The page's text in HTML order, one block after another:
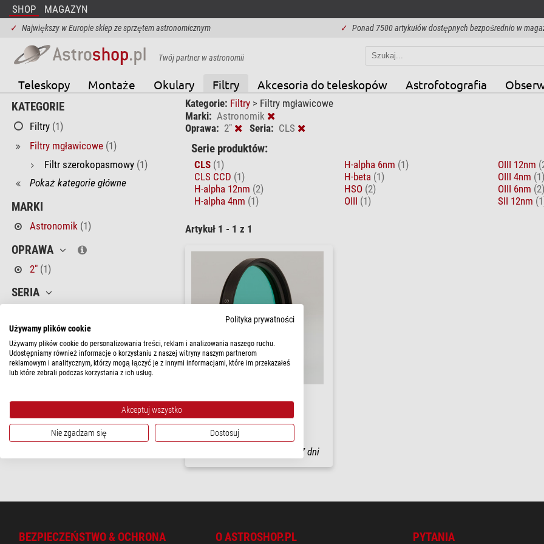
SHOP MAGAZYN
✓ Największy w Europie sklep ze sprzętem astronomicznym ✓ Ponad 7500 artykułów dostępnych bezpośrednio w
Twój partner w astronomii
Teleskopy Montaże Okulary Filtry Akcesoria do teleskopów Astrofotografia
KATEGORIE
Filtry (1)
Filtry mgławicowe (1)
Filtr szerokopasmowy (1)
Pokaż kategorie główne
MARKI
Astronomik (1)
OPRAWA
2" (1)
SERIA
CENA
170 - 230 $(1)
DOSTĘPNOŚĆ
Kategorie: Filtry > Filtry mgławicowe
Marki: Astronomik
Oprawa: 2" Seria: CLS
Serie produktów:
CLS (1)
CLS CCD (1)
H-alpha 12nm (2)
H-alpha 4nm (1)
H-alpha 6nm (1)
H-beta (1)
HSO (2)
OIII (1)
OIII 12nm
OIII 4nm (1)
OIII 6nm (2)
SII 12nm
Artykuł 1 - 1 z 1
$ 196,00
3-7 dni
BEZPIECZEŃSTWO & OCHRONA
O ASTROSHOP.PL PYTANIA
Polityka prywatności
Używamy plików cookie
Używamy plików cookie do personalizowania treści, reklam i analizowania naszego ruchu.
Udostępniamy również informacje o korzystaniu z naszej witryny naszym partnerom
reklamowym i analitycznym, którzy mogą łączyć je z innymi informacjami, które im przekazałeś
lub które zebrali podczas korzystania z ich usług.
Akceptuj wszystko
Nie zgadzam się Dostosuj